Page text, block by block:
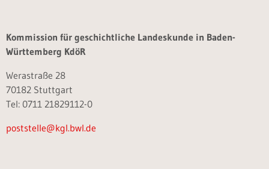
Kommission für geschichtliche Landeskunde in Baden-
Württemberg KdöR
Werastraße 28
70182 Stuttgart
Tel: 0711 21829112-0
poststelle@kgl.bwl.de